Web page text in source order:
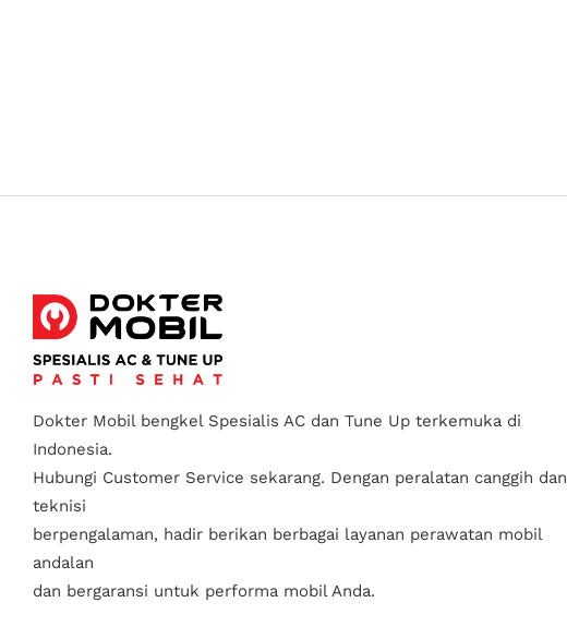
Dokter Mobil bengkel Spesialis AC dan Tune Up terkemuka di
Indonesia.
Hubungi Customer Service sekarang. Dengan peralatan canggih dan
teknisi
berpengalaman, hadir berikan berbagai layanan perawatan mobil
andalan
dan bergaransi untuk performa mobil Anda.